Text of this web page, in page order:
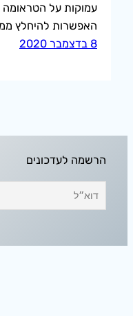
עמוקות על הטראומה
האפשרות להיחלץ
8 בדצמבר 2020
הרשמה לעדכונים